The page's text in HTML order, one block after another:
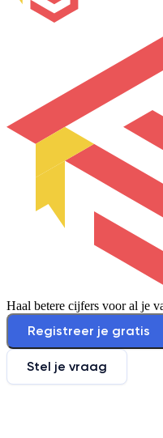
Haal betere cijfers voor al je
Registreer je gratis
Stel je vraag